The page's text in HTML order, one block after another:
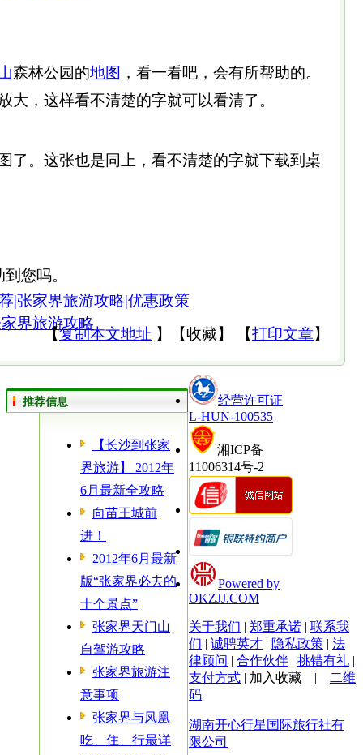
森林公园的地图 ，看一看吧，会有所帮助的。
大，这样看不清楚的字就可以看清了。
了。这张也是同上，看不清楚的字就下载到桌
您吗。
|张家界旅游攻略|优惠政策
界旅游攻略
【复制本文地址 】 【收藏】 【打印文章】
推荐信息
【长沙到张家
界旅游】 2012年
6月最新全攻略
向苗王城前
进！
2012年6月最新
版“张家界必去的
十个景点”
张家界天门山
自驾游攻略
张家界旅游注
意事项
张家界与凤凰
吃、住、行最详
经营许可证
L-HUN-100535
湘ICP备
11006314号-2
Powered by
OKZJJ.COM
关于我们 | 郑重承诺 | 联系我
们 | 诚聘英才 | 隐私政策 | 法
律顾问 | 合作伙伴 | 挑错有礼 |
支付方式 | 加入收藏 |
二维
码
湖南开心行星国际旅行社有
限公司